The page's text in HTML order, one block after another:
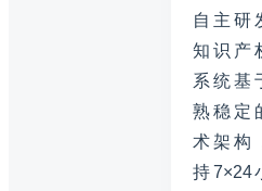
自主研
知识产
系统基
熟稳定
术架构
持7×24